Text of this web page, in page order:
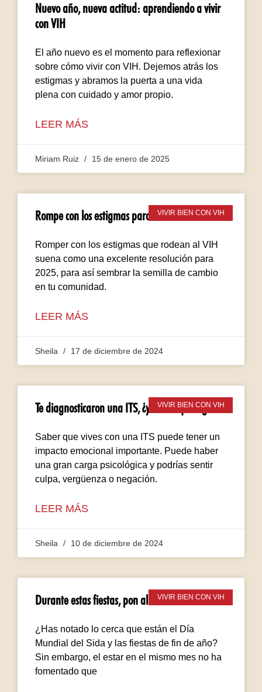
Nuevo año, nueva actitud: aprendiendo a vivir
con VIH
El año nuevo es el momento para reflexionar
sobre cómo vivir con VIH. Dejemos atrás los
estigmas y abramos la puerta a una vida
plena con cuidado y amor propio.
LEER MÁS
Miriam Ruiz 15 de enero de 2025
VIVIR BIEN CON VIH
Rompe con los estigmas para este 2025
Romper con los estigmas que rodean al VIH
suena como una excelente resolución para
2025, para así sembrar la semilla de cambio
en tu comunidad.
LEER MÁS
Sheila 17 de diciembre de 2024
VIVIR BIEN CON VIH
Te diagnosticaron una ITS, ¿y ahora qué sigue?
Saber que vives con una ITS puede tener un
impacto emocional importante. Puede haber
una gran carga psicológica y podrías sentir
culpa, vergüenza o negación.
LEER MÁS
Sheila 10 de diciembre de 2024
VIVIR BIEN CON VIH
Durante estas fiestas, pon al VIH sobre la mesa
¿Has notado lo cerca que están el Día
Mundial del Sida y las fiestas de fin de año?
Sin embargo, el estar en el mismo mes no ha
fomentado que